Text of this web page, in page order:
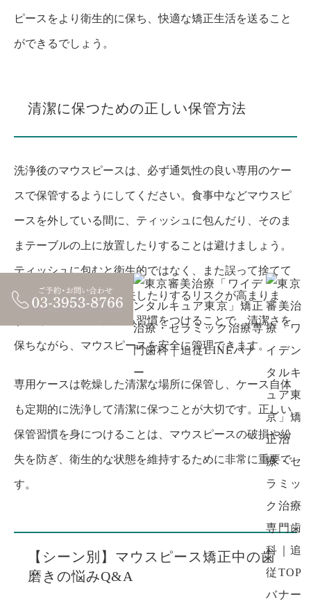
ピースをより衛生的に保ち、快適な矯正生活を送ること
ができるでしょう。
清潔に保つための正しい保管方法
洗浄後のマウスピースは、必ず通気性の良い専用のケー
スで保管するようにしてください。食事中などマウスピ
ースを外している間に、ティッシュに包んだり、そのま
まテーブルの上に放置したりすることは避けましょう。
ティッシュに包むと衛生的ではなく、また誤って捨てて
しまったり、破損・紛失したりするリスクが高まりま
す。専用ケースに入れる習慣をつけることで、清潔さを
保ちながら、マウスピースを安全に管理できます。
専用ケースは乾燥した清潔な場所に保管し、ケース自体
も定期的に洗浄して清潔に保つことが大切です。正しい
保管習慣を身につけることは、マウスピースの破損や紛
失を防ぎ、衛生的な状態を維持するために非常に重要で
す。
【シーン別】マウスピース矯正中の歯
磨きの悩みQ&A